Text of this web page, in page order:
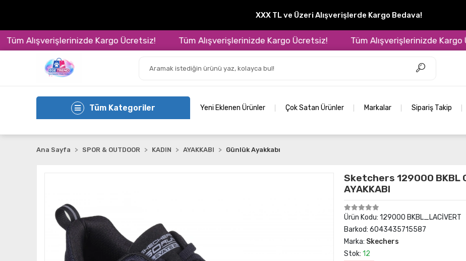
XXX TL ve Üzeri Alışverişlerde Kargo Bedava!
Alışverişlerinizde Kargo Ücretsiz! Tüm Alışverişlerinizde Kargo Ücretsiz! Tüm Alışverişlerinizde Kargo
Tüm Kategoriler Yeni Eklenen Ürünler Çok Satan Ürünler Markalar Sipariş Takip
Ana Sayfa SPOR & OUTDOOR KADIN AYAKKABI Günlük Ayakkabı
Sketchers 129000 BKBL
AYAKKABI
Ürün Kodu: 129000 BKBL_LACİVERT
Barkod: 6043435715587
Marka: Skechers
Stok: 12